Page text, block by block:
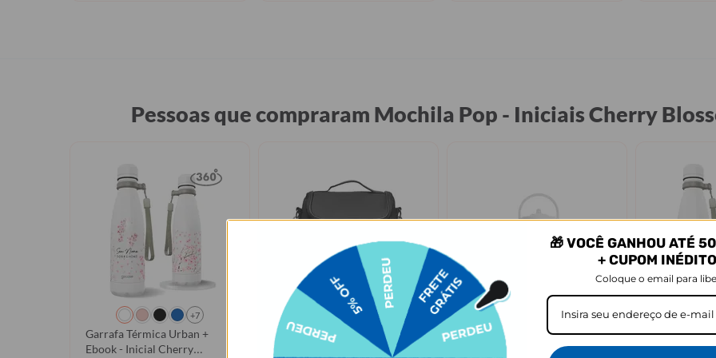
Pessoas que compraram Mochila Pop - Iniciais Cherry
+7
Garrafa Térmica Urban +
Ebook - Inicial Cherry
GANHE UM MIMO
Bolsa Térmica Fruit Pro -
Iniciais Cherry Blossom
+6
Garrafa Térmica Mini + Ebook
- Pré-história
Garrafa
Ebook -
🎁 VOCÊ GANHOU ATÉ
+ CUPOM
Coloque o email para